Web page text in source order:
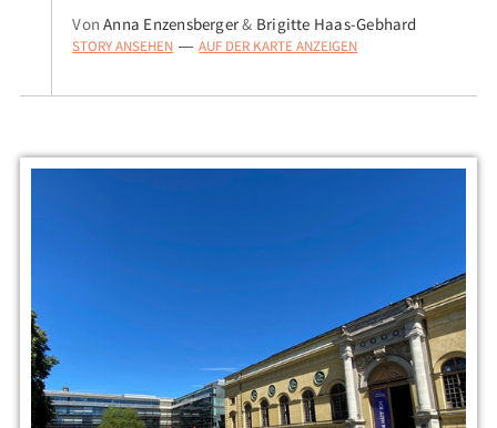
VonAnna Enzensberger& Brigitte Haas-Gebhard
STORY ANSEHEN — AUF DER KARTE ANZEIGEN